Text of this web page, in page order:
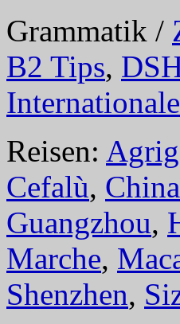
Grammatik /
B2 Tips,
Reisen:
Cefalù, China
Guangzhou,
Marche,
Shenzhen,